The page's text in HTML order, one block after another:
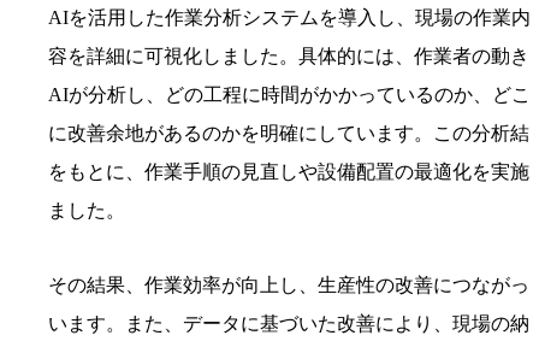
AIを活用した作業分析システムを導入し、現場の作業内
容を詳細に可視化しました。具体的には、作業者の動き
AIが分析し、どの工程に時間がかかっているのか、どこ
に改善余地があるのかを明確にしています。この分析結
をもとに、作業手順の見直しや設備配置の最適化を実施
ました。
その結果、作業効率が向上し、生産性の改善につながっ
います。また、データに基づいた改善により、現場の納